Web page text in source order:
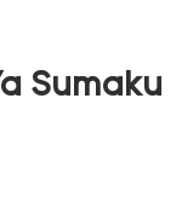
Sumaku